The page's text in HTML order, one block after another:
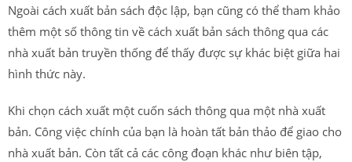
Ngoài cách xuất bản sách độc lập, bạn cũng có thể tham khảo
thêm một số thông tin về cách xuất bản sách thông qua các
nhà xuất bản truyền thống để thấy được sự khác biệt giữa hai
hình thức này.
Khi chọn cách xuất một cuốn sách thông qua một nhà xuất
bản. Công việc chính của bạn là hoàn tất bản thảo để giao cho
nhà xuất bản. Còn tất cả các công đoạn khác như biên tập,